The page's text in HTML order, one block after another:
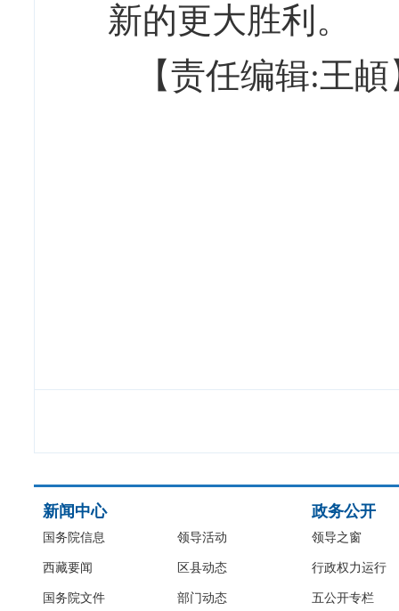
新的更大胜利。
【责任编辑:王
新闻中心
国务院信息
西藏要闻
国务院文件
领导活动
区县动态
部门动态
政务公开
领导之窗
行政权力运行
五公开专栏